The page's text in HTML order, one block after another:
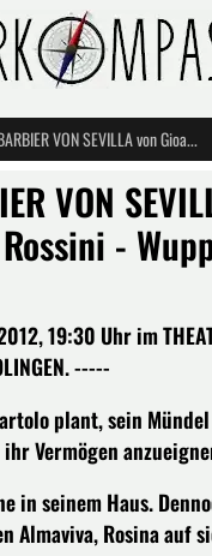
DER BARBIER VON SEVILLA von Gioachino Rossini - Wuppertaler Bühnen
VON
-
19:30 Uhr im
-----
plant, sein Mündel
Vermögen
in seinem Haus.
Almaviva, Rosina auf